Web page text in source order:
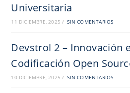
Universitaria
11 DICIEMBRE, 2025 / SIN COMENTARIOS
Devstrol 2 – Innovación
Codificación Open
10 DICIEMBRE, 2025 / SIN COMENTARIOS